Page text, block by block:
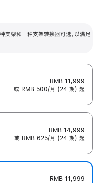
架和一种支架转换器可选，以满足
RMB 11,999
或 RMB 500/月 (24 期) 起
RMB 14,999
或 RMB 625/月 (24 期) 起
RMB 11,999